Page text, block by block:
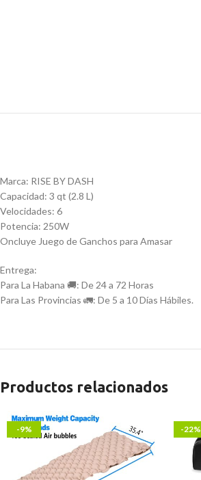
Marca: RISE BY DASH
Capacidad: 3 qt (2.8 L)
Velocidades: 6
Potencia: 250W
Oncluye Juego de Ganchos para Amasar
Entrega:
Para La Habana 🚚: De 24 a 72 Horas
Para Las Provincias 🚛: De 5 a 10 Días Hábiles.
Productos relacionados
-9% -22%